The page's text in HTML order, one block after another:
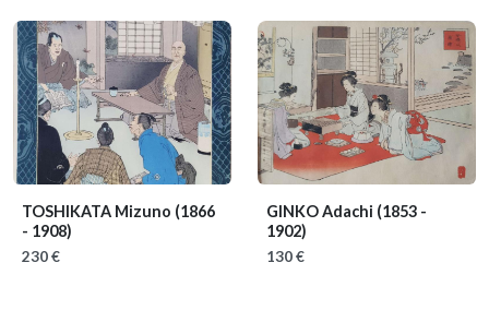
TOSHIKATA Mizuno (1866
- 1908)
230 €
GINKO Adachi (1853 -
1902)
130 €